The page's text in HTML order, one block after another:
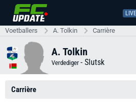
Voetballers A. Tolkin Carrière
A. Tolkin
Verdediger - Slutsk
Carrière